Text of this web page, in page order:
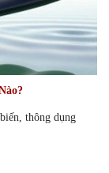
thông dụng